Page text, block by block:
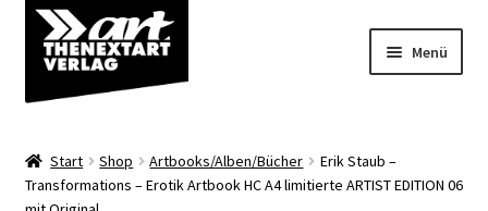
Zur
Navigation
springen
Zum
Inhalt
springen
Menü
Shop
Start Shop Artbooks/Alben/Bücher
Erik Staub –
Transformations – Erotik Artbook HC A4 limitierte ARTIST EDITION 06